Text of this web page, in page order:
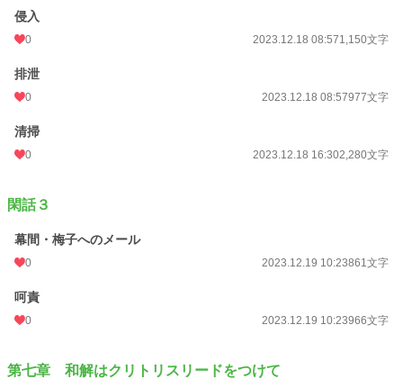
侵入
0 2023.12.18 08:571,150文字
排泄
0 2023.12.18 08:57977文字
清掃
0 2023.12.18 16:302,280文字
閑話３
幕間・梅子へのメール
0 2023.12.19 10:23861文字
呵責
0 2023.12.19 10:23966文字
第七章 和解はクリトリスリードをつけて